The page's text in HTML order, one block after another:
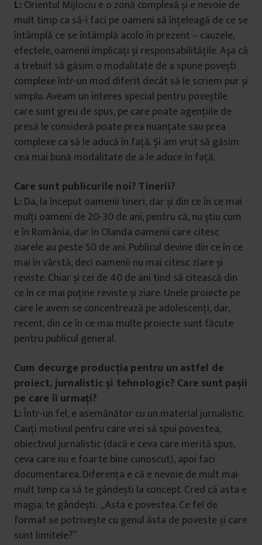
L: Orientul Mijlociu e o zonă complexă și e nevoie de
mult timp ca să-i faci pe oameni să înțeleagă de ce se
întâmplă ce se întâmplă acolo în prezent – cauzele,
efectele, oamenii implicați și responsabilitățile. Așa că
a trebuit să găsim o modalitate de a spune povești
complexe într-un mod diferit decât să le scriem pur și
simplu. Aveam un interes special pentru poveștile
care sunt greu de spus, pe care poate agențiile de
presă le consideră poate prea nuanțate sau prea
complexe ca să le aducă în față. Și am vrut să găsim
cea mai bună modalitate de a le aduce în față.
Care sunt publicurile noi? Tinerii?
L: Da, la început oamenii tineri, dar și din ce în ce mai
mulți oameni de 20-30 de ani, pentru că, nu știu cum
e în România, dar în Olanda oamenii care citesc
ziarele au peste 50 de ani. Publicul devine din ce în ce
mai în vârstă, deci oamenii nu mai citesc ziare și
reviste. Chiar și cei de 40 de ani tind să citească din
ce în ce mai puține reviste și ziare. Unele proiecte pe
care le avem se concentrează pe adolescenți, dar,
recent, din ce în ce mai multe proiecte sunt făcute
pentru publicul general.
Cum decurge producția pentru un astfel de
proiect, jurnalistic și tehnologic? Care sunt pașii
pe care îi urmați?
L:Într-un fel, e asemănător cu un material jurnalistic.
Cauți motivul pentru care vrei să spui povestea,
obiectivul jurnalistic (dacă e ceva care merită spus,
ceva care nu e foarte bine cunoscut), apoi faci
documentarea. Diferența e că e nevoie de mult mai
mult timp ca să te gândești la concept. Cred că asta e
magia; te gândești: „Asta e povestea. Ce fel de
format se potrivește cu genul ăsta de poveste și care
sunt limitele?”